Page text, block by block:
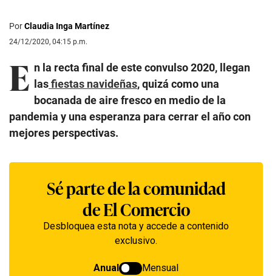
PorClaudia Inga Martínez
24/12/2020, 04:15 p.m.
E n la recta final de este convulso 2020, llegan
lasfiestas navideñas, quizá como una
bocanada de aire fresco en medio de la
pandemia y una esperanza para cerrar el año con
mejores perspectivas.